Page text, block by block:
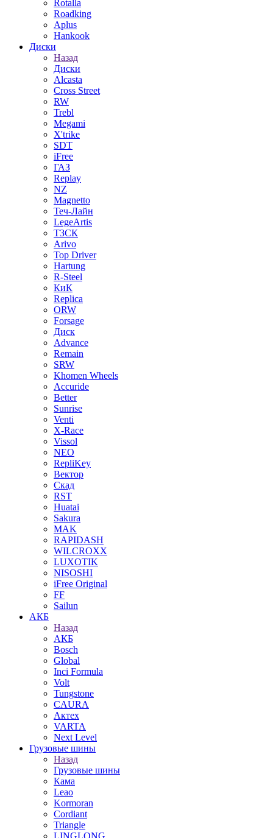
Rotalla
Roadking
Aplus
Hankook
Диски
Назад
Диски
Alcasta
Cross Street
RW
Trebl
Megami
X'trike
SDT
iFree
ГАЗ
Replay
NZ
Magnetto
Теч-Лайн
LegeArtis
ТЗСК
Arivo
Top Driver
Hartung
R-Steel
КиК
Replica
ORW
Forsage
Диск
Advance
Remain
SRW
Khomen Wheels
Accuride
Better
Sunrise
Venti
X-Race
Vissol
NEO
RepliKey
Вектор
Скад
RST
Huatai
Sakura
MAK
RAPIDASH
WILCROXX
LUXOTIK
NISOSHI
iFree Original
FF
Sailun
АКБ
Назад
АКБ
Bosch
Global
Inci Formula
Volt
Tungstone
CAURA
Актех
VARTA
Next Level
Грузовые шины
Назад
Грузовые шины
Кама
Leao
Kormoran
Cordiant
Triangle
LINGLONG